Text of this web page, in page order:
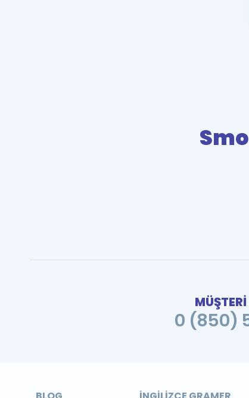
0 (850)